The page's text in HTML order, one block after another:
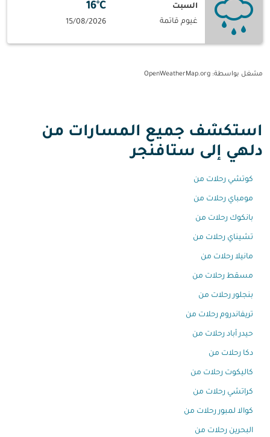
السبت
غيوم قاتمة
16°C
15/08/2026
مشغل بواسطة: OpenWeatherMap.org
استكشف جميع المسارات من
دلهي إلى ستافنجر
كوتشي رحلات من
مومباي رحلات من
بانكوك رحلات من
تشيناي رحلات من
مانيلا رحلات من
مسقط رحلات من
بنجلور رحلات من
تريفاندروم رحلات من
حيدر أباد رحلات من
دكا رحلات من
كاليكوت رحلات من
كراتشي رحلات من
كوالا لمبور رحلات من
البحرين رحلات من